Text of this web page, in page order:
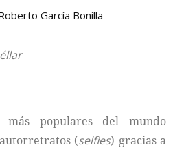
García Bonilla
populares del mundo
(selfies) gracias a